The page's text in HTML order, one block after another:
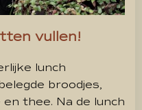
vullen!
lunch
broodjes,
thee. Na de lunch